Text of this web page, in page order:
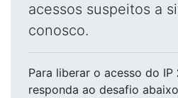
acessos suspeitos a
conosco.
Para liberar o acesso do IP
responda ao desafio